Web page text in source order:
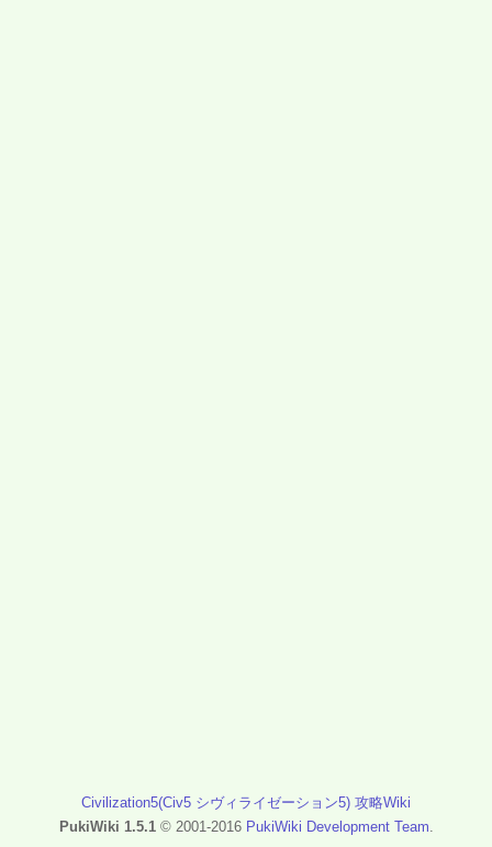
Civilization5(Civ5 シヴィライゼーション5) 攻略Wiki
PukiWiki 1.5.1© 2001-2016 PukiWiki Development Team.